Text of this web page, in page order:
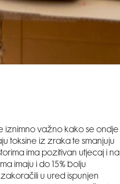
iznimno važno kako se ondje
toksine iz zraka te smanjuju
ima pozitivan utjecaj i na
imaju i do 15% bolju
u ured ispunjen